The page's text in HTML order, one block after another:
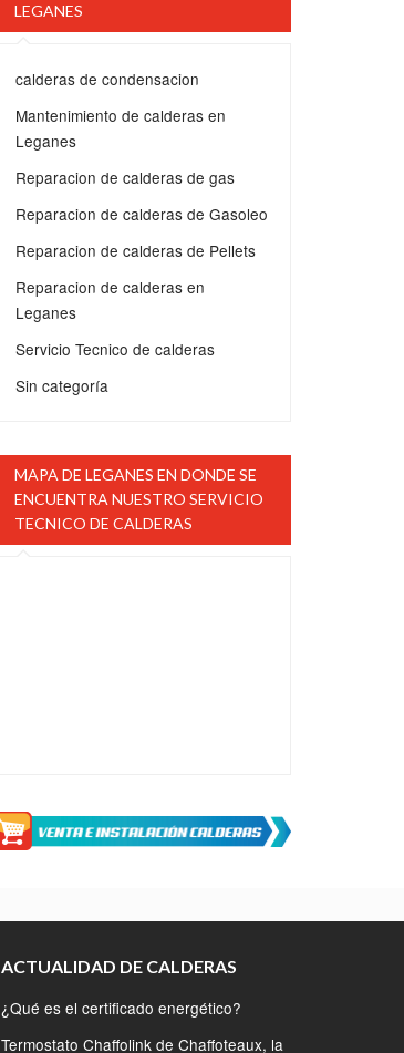
LEGANES
calderas de condensacion
Mantenimiento de calderas en
Leganes
Reparacion de calderas de gas
Reparacion de calderas de Gasoleo
Reparacion de calderas de Pellets
Reparacion de calderas en
Leganes
Servicio Tecnico de calderas
Sin categoría
MAPA DE LEGANES EN DONDE SE
ENCUENTRA NUESTRO SERVICIO
TECNICO DE CALDERAS
ACTUALIDAD DE CALDERAS
¿Qué es el certificado energético?
Termostato Chaffolink de Chaffoteaux, la